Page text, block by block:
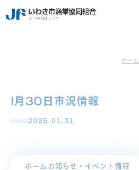
ホーム
1月30日市況情報
2025.01.31
ホーム お知らせ・イベント情報